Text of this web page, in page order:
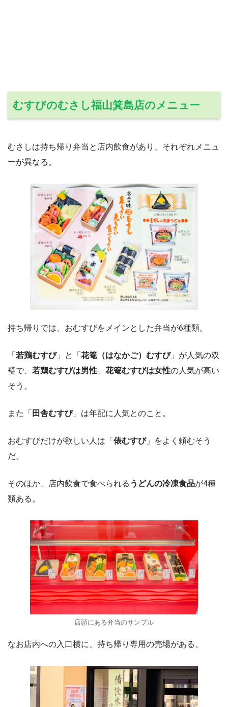
むすびのむさし福山箕島店のメニュー
むさしは持ち帰り弁当と店内飲食があり、それぞれメニュ
ーが異なる。
持ち帰りでは、おむすびをメインとした弁当が6種類。
「若鶏むすび」と「花篭（はなかご）むすび」が人気の双
璧で、 若鶏むすびは男性 花篭むすびは女性の人気が高い
そう。
また「田舎むすび」は年配に人気とのこと。
おむすびだけが欲しい人は「俵むすび」をよく頼むそう
だ。
そのほか、店内飲食で食べられる うどんの冷凍食品が4種
類ある。
店頭にある弁当のサンプル
なお店内への入口横に、持ち帰り専用の売場がある。